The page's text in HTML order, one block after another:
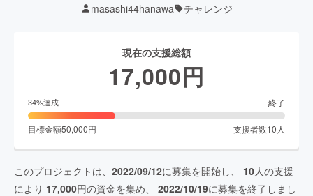
masashi44hanawa チャレンジ
現在の支援総額
17,000円
34%達成 終了
目標金額50,000円 支援者数10 人
このプロジェクトは、 2022/09/12に募集を開始し、 10人の支援
により 17,000円の資金を集め、 2022/10/19に募集を終了しまし